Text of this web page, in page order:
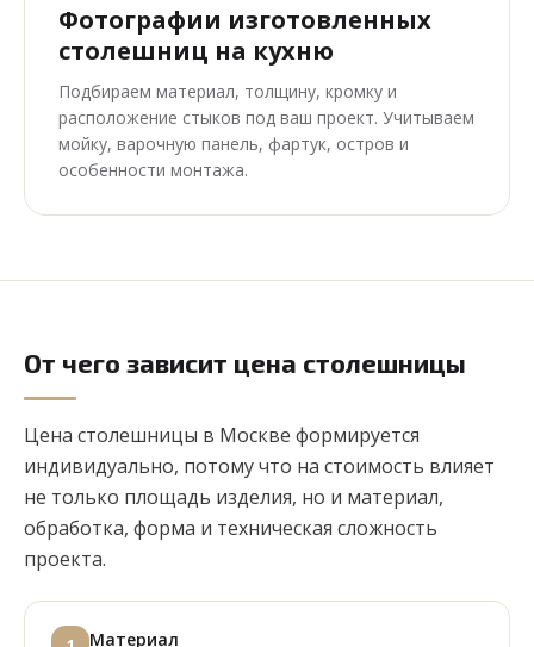
Фотографии изготовленных
столешниц на кухню
Подбираем материал, толщину, кромку и
расположение стыков под ваш проект. Учитываем
мойку, варочную панель, фартук, остров и
особенности монтажа.
От чего зависит цена столешницы
Цена столешницы в Москве формируется
индивидуально, потому что на стоимость влияет
не только площадь изделия, но и материал,
обработка, форма и техническая сложность
проекта.
Материал